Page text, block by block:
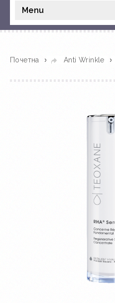
Menu
Почетна » Anti Wrinkle